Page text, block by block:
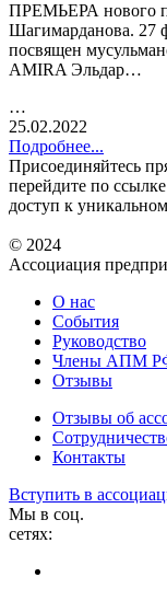
ПРЕМЬЕРА нового
Шагимарданова. 27
посвящен
AMIRA Эльдар…
…
25.02.2022
Подробнее...
Присоединяйтесь
перейдите по ссылке
доступ к
© 2024
Ассоциация
О нас
События
Руководство
Члены АПМ
Отзывы
Отзывы об
Контакты
Вступить в
Мы в соц.
сетях: